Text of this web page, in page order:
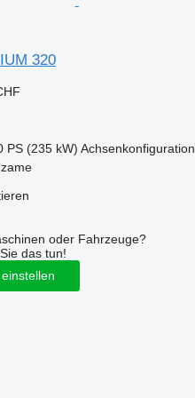
320
PS (235 kW) Achsenkonfiguration
oder Fahrzeuge?
das tun!